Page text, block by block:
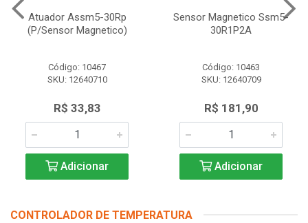
Atuador Assm5-30Rp
(P/Sensor Magnetico)
Código: 10467
SKU: 12640710
R$ 33,83
Adicionar
Sensor Magnetico Ssm5-
30R1P2A
Código: 10463
SKU: 12640709
R$ 181,90
Adicionar
CONTROLADOR DE TEMPERATURA